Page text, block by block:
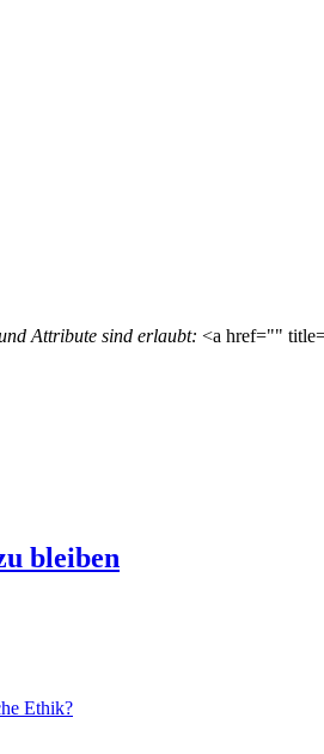
Attribute sind erlaubt: <a href=""
bleiben
Ethik?